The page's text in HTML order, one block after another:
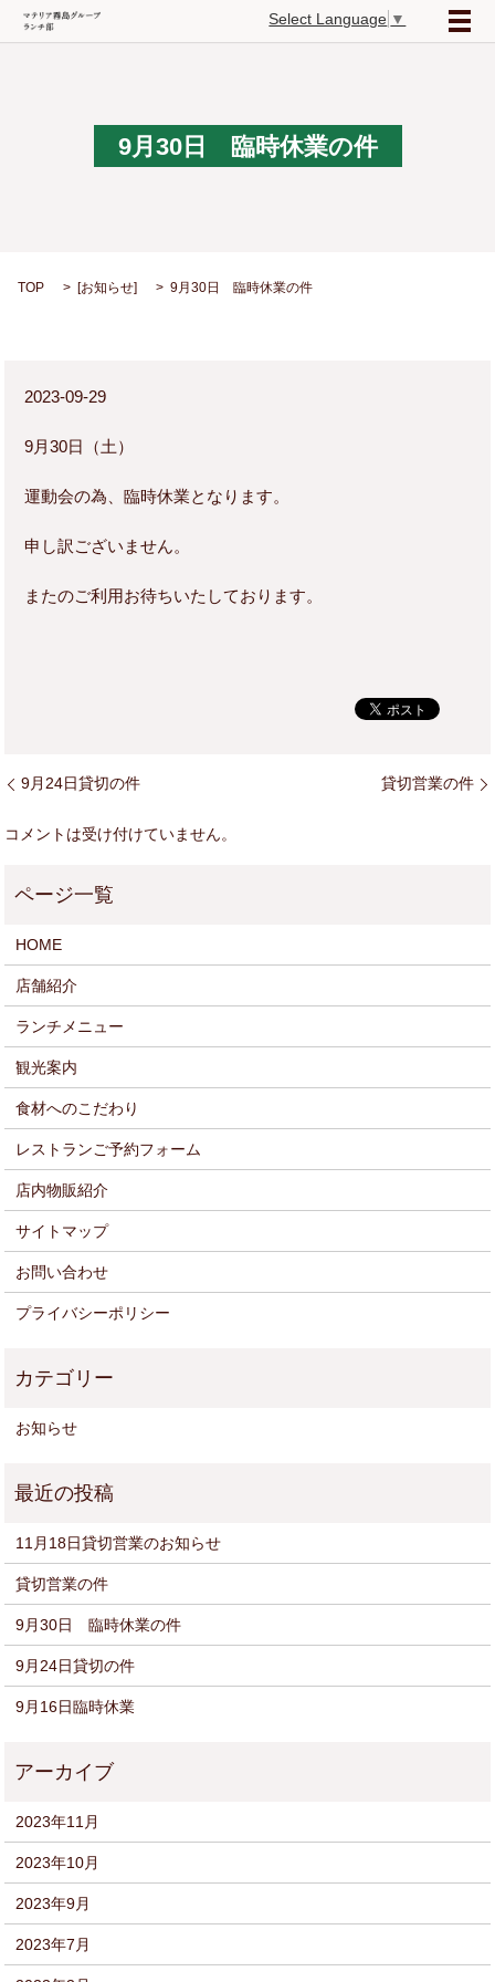
Select Language ▼
メ
9月30日 臨時休業の件
TOP [お知らせ] 9月30日 臨時休業の件
2023-09-29
9月30日（土）
運動会の為、臨時休業となります。
申し訳ございません。
またのご利用お待ちいたしております。
9月24日貸切の件 貸切営業の件
コメントは受け付けていません。
HOME
店舗紹介
ランチメニュー
観光案内
食材へのこだわり
レストランご予約フォーム
店内物販紹介
サイトマップ
お問い合わせ
プライバシーポリシー
お知らせ
11月18日貸切営業のお知らせ
貸切営業の件
9月30日 臨時休業の件
9月24日貸切の件
9月16日臨時休業
2023年11月
2023年10月
2023年9月
2023年7月